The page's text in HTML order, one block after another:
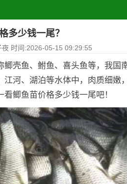
多少钱一尾？
时间:2026-05-15 09:29:55
壳鱼、鲋鱼、喜头鱼等，我国
河、湖泊等水体中，肉质细嫩
鲫鱼苗价格多少钱一尾吧！